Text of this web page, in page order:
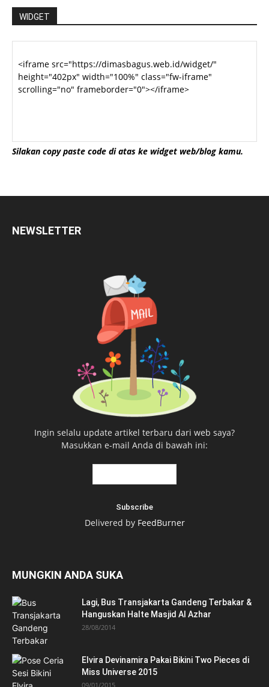
WIDGET
Silakan copy paste code di atas ke widget web/blog kamu.
NEWSLETTER
Ingin selalu update artikel terbaru dari web saya?
Masukkan e-mail Anda di bawah ini:
Delivered by FeedBurner
MUNGKIN ANDA SUKA
Lagi, Bus Transjakarta Gandeng Terbakar &
Hanguskan Halte Masjid Al Azhar
28/08/2014
Elvira Devinamira Pakai Bikini Two Pieces di
Miss Universe 2015
09/01/2015